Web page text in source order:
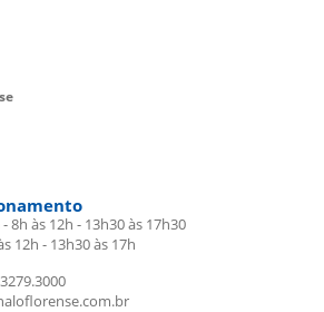
8h às 12h - 13h30 às 17h30
12h - 13h30 às 17h